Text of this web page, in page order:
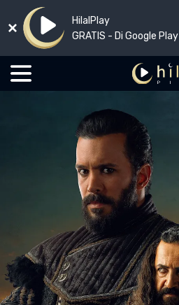
HilalPlay
GRATIS - Di Google Play